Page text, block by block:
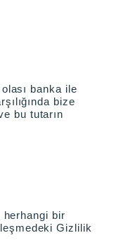
banka ile
bize
bu tutarın
bir
Gizlilik